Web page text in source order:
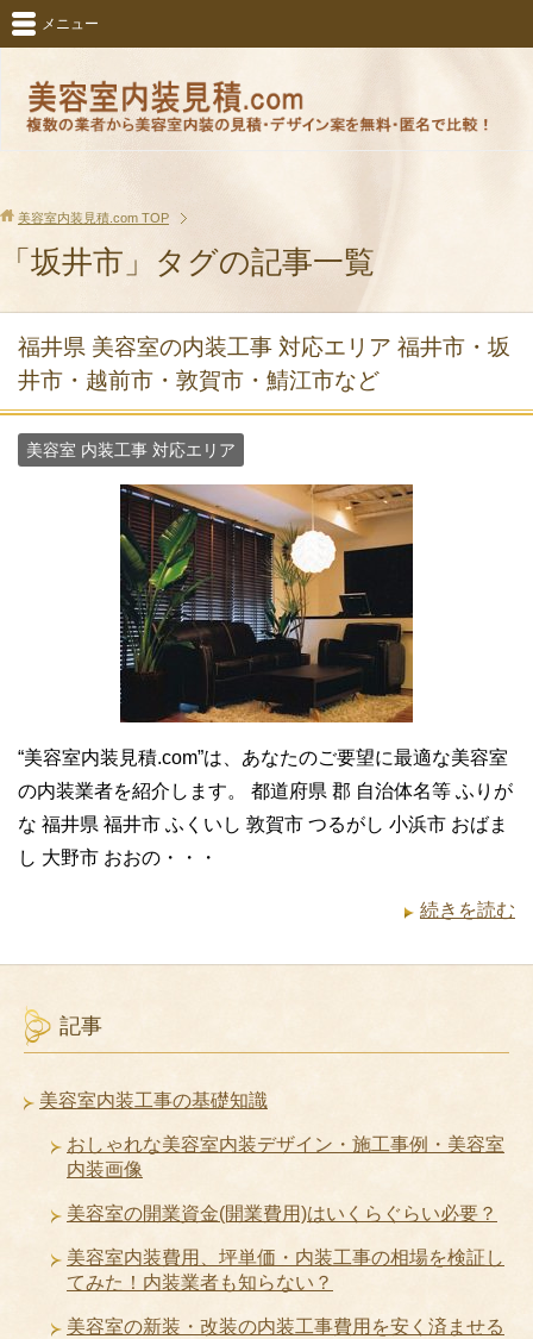
メニュー
美容室内装見積.com TOP
「坂井市」タグの記事一覧
福井県 美容室の内装工事 対応エリア 福井市・坂
井市・越前市・敦賀市・鯖江市など
美容室 内装工事 対応エリア
“美容室内装見積.com”は、あなたのご要望に最適な美容室
の内装業者を紹介します。 都道府県 郡 自治体名等 ふりが
な 福井県 福井市 ふくいし 敦賀市 つるがし 小浜市 おばま
し 大野市 おおの・・・
続きを読む
記事
美容室内装工事の基礎知識
おしゃれな美容室内装デザイン・施工事例・美容室
内装画像
美容室の開業資金(開業費用)はいくらぐらい必要？
美容室内装費用、坪単価・内装工事の相場を検証し
てみた！内装業者も知らない？
美容室の新装・改装の内装工事費用を安く済ませる